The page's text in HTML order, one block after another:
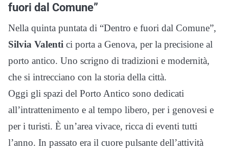
fuori dal Comune”
Nella quinta puntata di “Dentro e fuori dal Comune”,
Silvia Valenti ci porta a Genova, per la precisione al
porto antico. Uno scrigno di tradizioni e modernità,
che si intrecciano con la storia della città.
Oggi gli spazi del Porto Antico sono dedicati
all’intrattenimento e al tempo libero, per i genovesi e
per i turisti. È un’area vivace, ricca di eventi tutti
l’anno. In passato era il cuore pulsante dell’attività